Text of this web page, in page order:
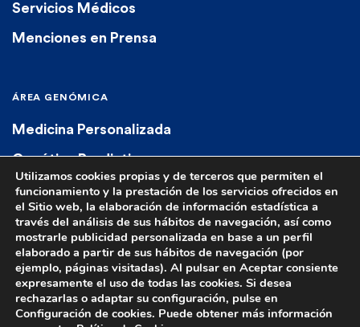
Servicios Médicos
Menciones en Prensa
ÁREA GENÓMICA
Medicina Personalizada
Genética Predictiva
Genética Diagnóstica
Farmacogenética
© 2023 Euroespes. All rights reserved.Aviso Legal|Política de Privacidad
Utilizamos cookies propias y de terceros que permiten el
funcionamiento y la prestación de los servicios ofrecidos en
el Sitio web, la elaboración de información estadística a
través del análisis de sus hábitos de navegación, así como
mostrarle publicidad personalizada en base a un perfil
elaborado a partir de sus hábitos de navegación (por
ejemplo, páginas visitadas). Al pulsar en Aceptar consiente
expresamente el uso de todas las cookies. Si desea
rechazarlas o adaptar su configuración, pulse en
Configuración de cookies. Puede obtener más información